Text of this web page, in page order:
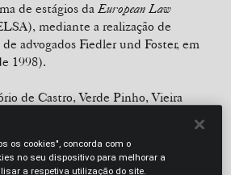
de estágios da European Law
mediante a realização de
advogados Fiedler und Foster, em
1998).
de Castro, Verde Pinho, Vieira
excellent professional with
os cookies", concorda com o
no seu dispositivo para melhorar a
a respetiva utilização do site.